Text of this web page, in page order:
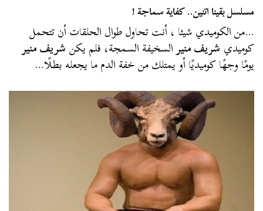
مسلسل بقينا اتنين.. كفاية سماجة !
…من الكوميدي شيئا ، أنت تحاول طوال الحلقات أن تتحمل
كوميدي شريف منيرالسخيفة السمجة، فلم يكنشريف منير
يومًا وجهًا كوميديًا أو يمتلك من خفة الدم ما يجعله بطلًا…